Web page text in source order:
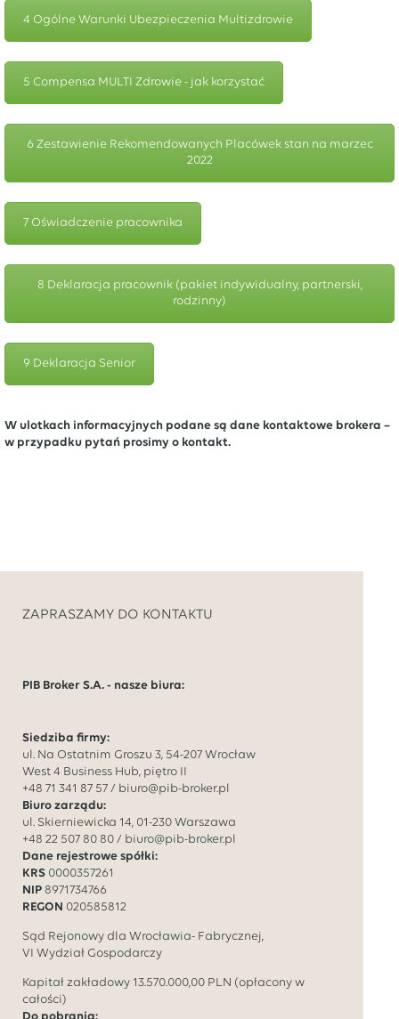
4 Ogólne Warunki Ubezpieczenia Multizdrowie
5 Compensa MULTI Zdrowie - jak korzystać
6 Zestawienie Rekomendowanych Placówek stan na marzec
2022
7 Oświadczenie pracownika
8 Deklaracja pracownik (pakiet indywidualny, partnerski,
rodzinny)
9 Deklaracja Senior
W ulotkach informacyjnych podane są dane kontaktowe brokera –
w przypadku pytań prosimy o kontakt.
ZAPRASZAMY DO KONTAKTU
PIB Broker S.A. - nasze biura:
Siedziba firmy:
ul. Na Ostatnim Groszu 3, 54-207 Wrocław
West 4 Business Hub, piętro II
+48 71 341 87 57 / biuro@pib-broker.pl
Biuro zarządu:
ul. Skierniewicka 14, 01-230 Warszawa
+48 22 507 80 80 / biuro@pib-broker.pl
Dane rejestrowe spółki:
KRS 0000357261
NIP 8971734766
REGON 020585812
Sąd Rejonowy dla Wrocławia- Fabrycznej,
VI Wydział Gospodarczy
Kapitał zakładowy 13.570.000,00 PLN (opłacony w
całości)